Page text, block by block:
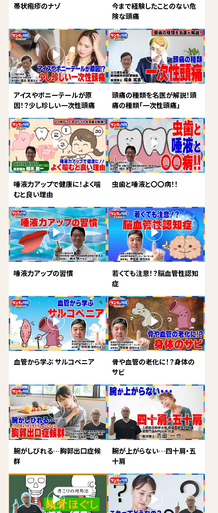
帯状疱疹のナゾ
今まで経験したことのない危
険な頭痛
アイスやポニーテールが原
因！？少し珍しい一次性頭痛
頭痛の種類を名医が解説！頭
痛の種類「一次性頭痛」
唾液力アップで健康に！よく噛
むと良い理由
虫歯と唾液と〇〇病！！
唾液力アップの習慣
若くても注意！？脳血管性認知
症
血管から学ぶ サルコペニア
骨や血管の老化に！？身体の
サビ
腕がしびれる…胸郭出口症候
群
腕が上がらない…四十肩・五
十肩